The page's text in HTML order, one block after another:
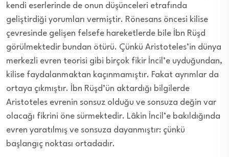
kendi eserlerinde de onun düşünceleri etrafında
geliştirdiği yorumları vermiştir. Rönesans öncesi kilise
çevresinde gelişen felsefe hareketlerde bile İbn Rüşd
görülmektedir bundan ötürü. Çünkü Aristoteles’in dünya
merkezli evren teorisi gibi birçok fikir İncil’e uyduğundan,
kilise faydalanmaktan kaçınmamıştır. Fakat ayrımlar da
ortaya çıkmıştır. İbn Rüşd’ün aktardığı bilgilerde
Aristoteles evrenin sonsuz olduğu ve sonsuza değin var
olacağı fikrini öne sürmektedir. Lâkin İncil’e bakıldığında
evren yaratılmış ve sonsuza dayanmıştır: çünkü
başlangıç noktası ortadadır.